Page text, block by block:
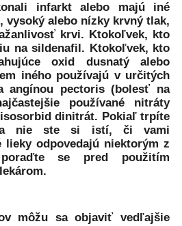
infarkt alebo majú iné
vysoký alebo nízky krvný tlak,
krvi. Ktokoľvek, kto
na sildenafil. Ktokoľvek, kto
oxid dusnatý alebo
iného používajú v určitých
angínou pectoris (bolesť na
používané nitráty
dinitrát. Pokiaľ trpíte
a nie ste si istí, či vami
lieky odpovedajú niektorým z
se pred použitím
môžu sa objaviť vedľajšie